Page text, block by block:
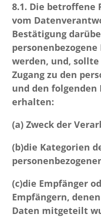
8.1. Die betroffene
vom
Bestätigung
werden, und,
Zugang zu den
und den
erhalten:
(a) Zweck der
(b)die Kategorien
(c)die Empfänger
Empfängern,
Daten mitgeteilt